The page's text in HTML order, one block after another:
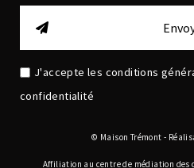
J'accepte les conditions
confidentialité
© Maison Trémont -
Affiliation au centre de médiation des